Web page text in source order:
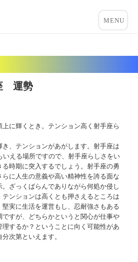
運勢
上に輝くとき。テンション高く射手座ら
、テンションがあがします。射手座は
える場所ですので、射手座らしさをい
時期に突入するでしょう。射手座の勇
に人生の意義や高い精神性を誇る面な
ざっくばらんでありながら何処か侵し
ンションは高くとも押さえるところは
実に生活を運営もし、忍耐強さもある
ですが、どちらかというと関心が仕事や
するか？ということに向く可能性があ
次第といえます。